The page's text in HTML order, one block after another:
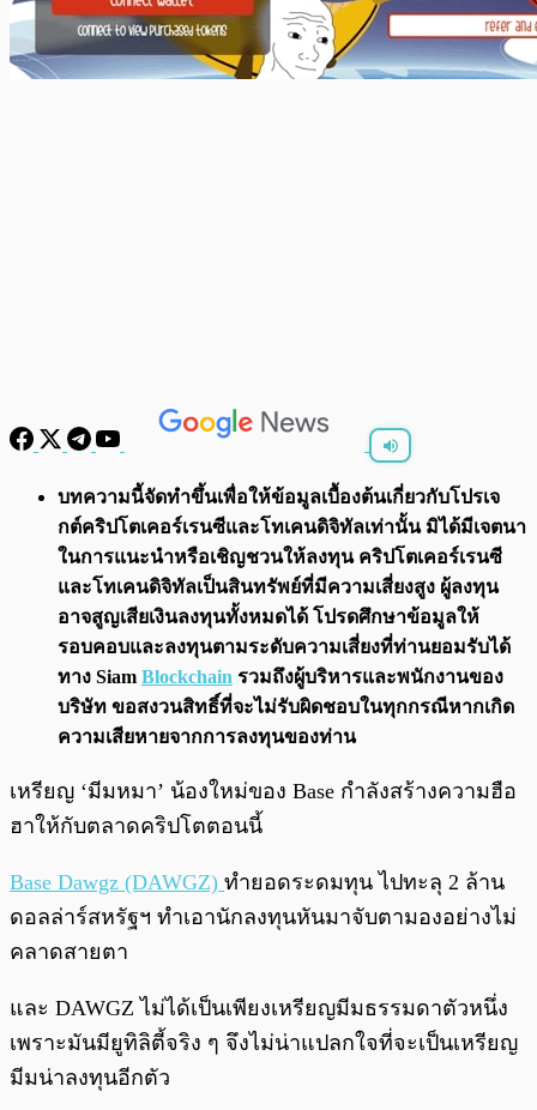
พร้อมเล่น 0:00/0:00
บทความนี้จัดทำขึ้นเพื่อให้ข้อมูลเบื้องต้นเกี่ยวกับโปรเจ
กต์คริปโตเคอร์เรนซีและโทเคนดิจิทัลเท่านั้น มิได้มีเจตนา
ในการแนะนำหรือเชิญชวนให้ลงทุน คริปโตเคอร์เรนซี
และโทเคนดิจิทัลเป็นสินทรัพย์ที่มีความเสี่ยงสูง ผู้ลงทุน
อาจสูญเสียเงินลงทุนทั้งหมดได้ โปรดศึกษาข้อมูลให้
รอบคอบและลงทุนตามระดับความเสี่ยงที่ท่านยอมรับได้
ทาง Siam Blockchain รวมถึงผู้บริหารและพนักงานของ
บริษัท ขอสงวนสิทธิ์ที่จะไม่รับผิดชอบในทุกกรณีหากเกิด
ความเสียหายจากการลงทุนของท่าน
เหรียญ ‘มีมหมา’ น้องใหม่ของ Base กำลังสร้างความฮือ
ฮาให้กับตลาดคริปโตตอนนี้
Base Dawgz (DAWGZ) ทำยอดระดมทุน ไปทะลุ 2 ล้าน
ดอลล่าร์สหรัฐฯ ทำเอานักลงทุนหันมาจับตามองอย่างไม่
คลาดสายตา
และ DAWGZ ไม่ได้เป็นเพียงเหรียญมีมธรรมดาตัวหนึ่ง
เพราะมันมียูทิลิตี้จริง ๆ จึงไม่น่าแปลกใจที่จะเป็นเหรียญ
มีมน่าลงทุนอีกตัว